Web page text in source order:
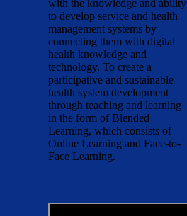
with the knowledge and ability
to develop service and health
management systems by
connecting them with digital
health knowledge and
technology. To create a
participative and sustainable
health system development
through teaching and learning
in the form of Blended
Learning, which consists of
Online Learning and Face-to-
Face Learning.